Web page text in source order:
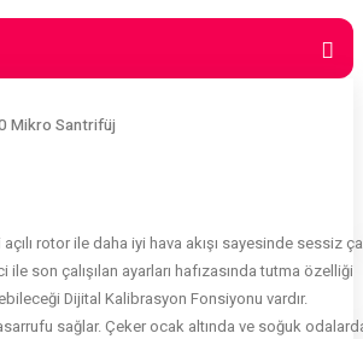
Mikro Santrifüj
rotor ile daha iyi hava akışı sayesinde sessiz
son çalışılan ayarları hafızasında tutma özelliği
Dijital Kalibrasyon Fonsiyonu vardır.
sağlar. Çeker ocak altında ve soğuk